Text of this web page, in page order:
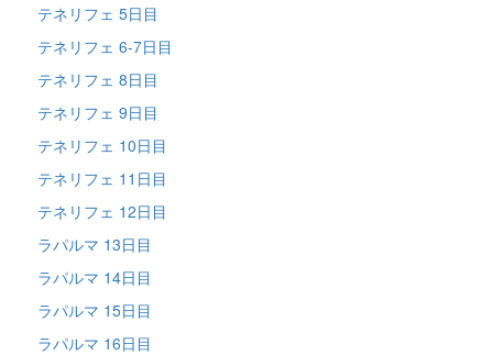
テネリフェ 5日目
テネリフェ 6-7日目
テネリフェ 8日目
テネリフェ 9日目
テネリフェ 10日目
テネリフェ 11日目
テネリフェ 12日目
ラパルマ 13日目
ラパルマ 14日目
ラパルマ 15日目
ラパルマ 16日目